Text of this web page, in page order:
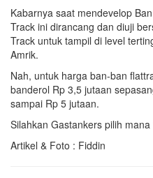
Kabarnya saat mendevelop
Track ini dirancang dan diuji
Track untuk tampil di level
Amrik.
Nah, untuk harga ban-ban
banderol Rp 3,5 jutaan
sampai Rp 5 jutaan.
Silahkan Gastankers pilih
Artikel & Foto : Fiddin